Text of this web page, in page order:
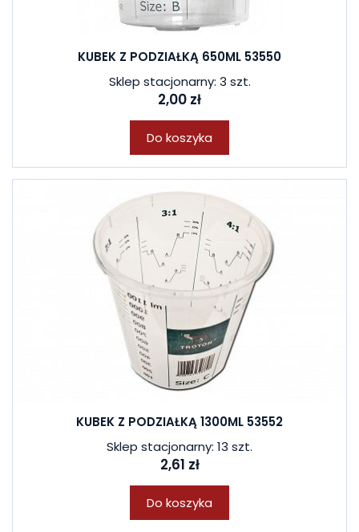
KUBEK Z PODZIAŁKĄ 650ML 53550
Sklep stacjonarny: 3 szt.
2,00 zł
Do koszyka
KUBEK Z PODZIAŁKĄ 1300ML 53552
Sklep stacjonarny: 13 szt.
2,61 zł
Do koszyka